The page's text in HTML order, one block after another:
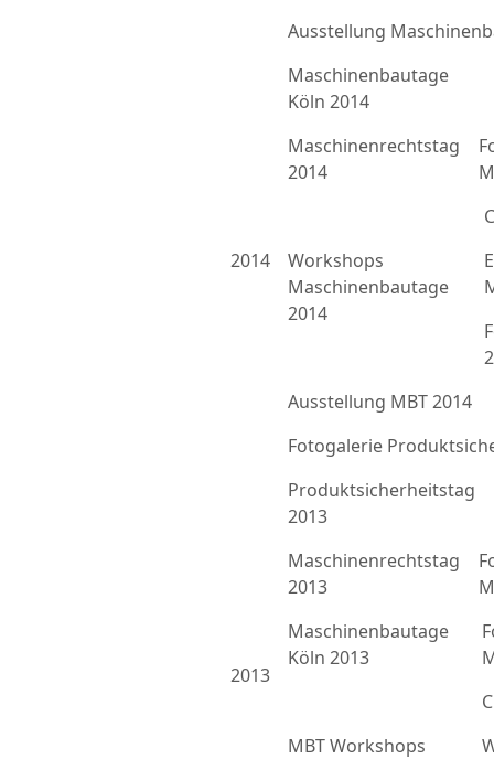
Ausstellung
2014
Maschinenbautage
Köln 2014
Maschinenrechtstag
2014
Workshops
Maschinenbautage
2014
Ausstellung MBT 2014
Fotogalerie
2013
Produktsicherheitstag
2013
Maschinenrechtstag
2013
Maschinenbautage
Köln 2013
MBT Workshops